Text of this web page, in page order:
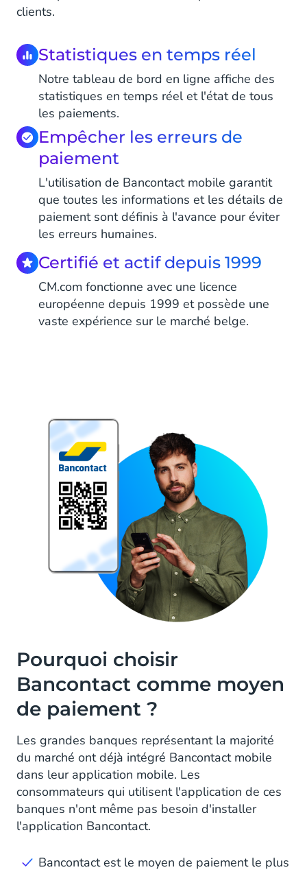
clients.
Statistiques en temps réel
Notre tableau de bord en ligne affiche des
statistiques en temps réel et l'état de tous
les paiements.
Empêcher les erreurs de
paiement
L'utilisation de Bancontact mobile garantit
que toutes les informations et les détails de
paiement sont définis à l'avance pour éviter
les erreurs humaines.
Certifié et actif depuis 1999
CM.com fonctionne avec une licence
européenne depuis 1999 et possède une
vaste expérience sur le marché belge.
Pourquoi choisir
Bancontact comme moyen
de paiement ?
Les grandes banques représentant la majorité
du marché ont déjà intégré Bancontact mobile
dans leur application mobile. Les
consommateurs qui utilisent l'application de ces
banques n'ont même pas besoin d'installer
l'application Bancontact.
Bancontact est le moyen de paiement le plus